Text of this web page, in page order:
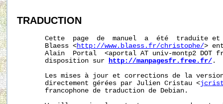
TRADUCTION
Cette  page  de  manuel  a  été  traduite
       Blaess <
http://www.blaess.fr/christophe/>
Alain  Portal  <aportal AT univ-montp2 DOT
       disposition sur
http://manpagesfr.free.fr/ .
Les mises à jour et corrections de la
       directement gérées par Julien Cristau <
       francophone de traduction de Debian.